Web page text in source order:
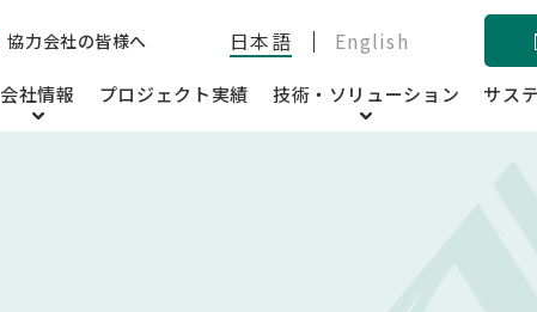
日本語 English
会社情報 プロジェクト実績 技術・ソリューション サス
協力会社の皆様へ